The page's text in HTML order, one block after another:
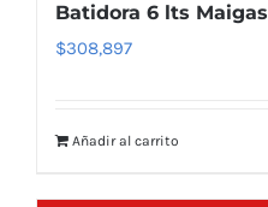
Batidora 6 lts Maigas
$308,897
Añadir al carrito